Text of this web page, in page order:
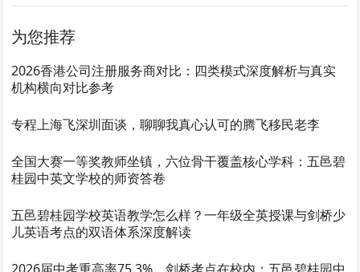
为您推荐
2026香港公司注册服务商对比：四类模式深度解析与真实
机构横向对比参考
专程上海飞深圳面谈，聊聊我真心认可的腾飞移民老李
全国大赛一等奖教师坐镇，六位骨干覆盖核心学科：五邑碧
桂园中英文学校的师资答卷
五邑碧桂园学校英语教学怎么样？一年级全英授课与剑桥少
儿英语考点的双语体系深度解读